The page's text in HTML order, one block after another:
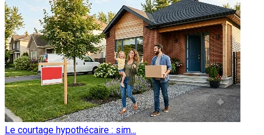
Le courtage hypothécaire : sim...